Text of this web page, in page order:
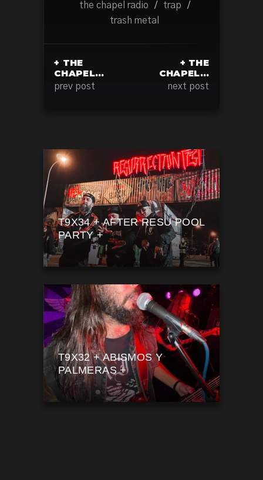
the chapel radio
/ trap
/
trash metal
+ THE
CHAPEL…
prev post
+ THE
CHAPEL…
next post
T9X34 + AFTER RESU POOL
PARTY +
T9X32 + ABISMOS Y
PALMERAS +